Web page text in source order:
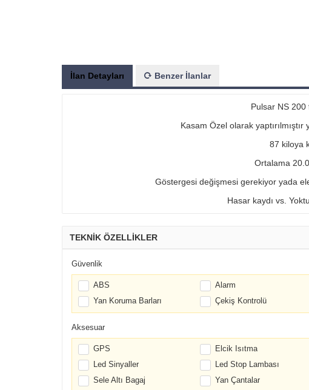
İlan Detayları Benzer İlanlar
Pulsar NS 200
Kasam Özel olarak yaptırılmıştır
87 kiloya
Ortalama
Göstergesi değişmesi gerekiyor yada
Hasar kaydı vs.
TEKNİK ÖZELLİKLER
Güvenlik
ABS Alarm
Yan Koruma Barları
Çekiş Kontrolü
Aksesuar
GPS Elcik Isıtma
Led Sinyaller
Led Stop Lambası
Sele Altı Bagaj
Yan Çantalar